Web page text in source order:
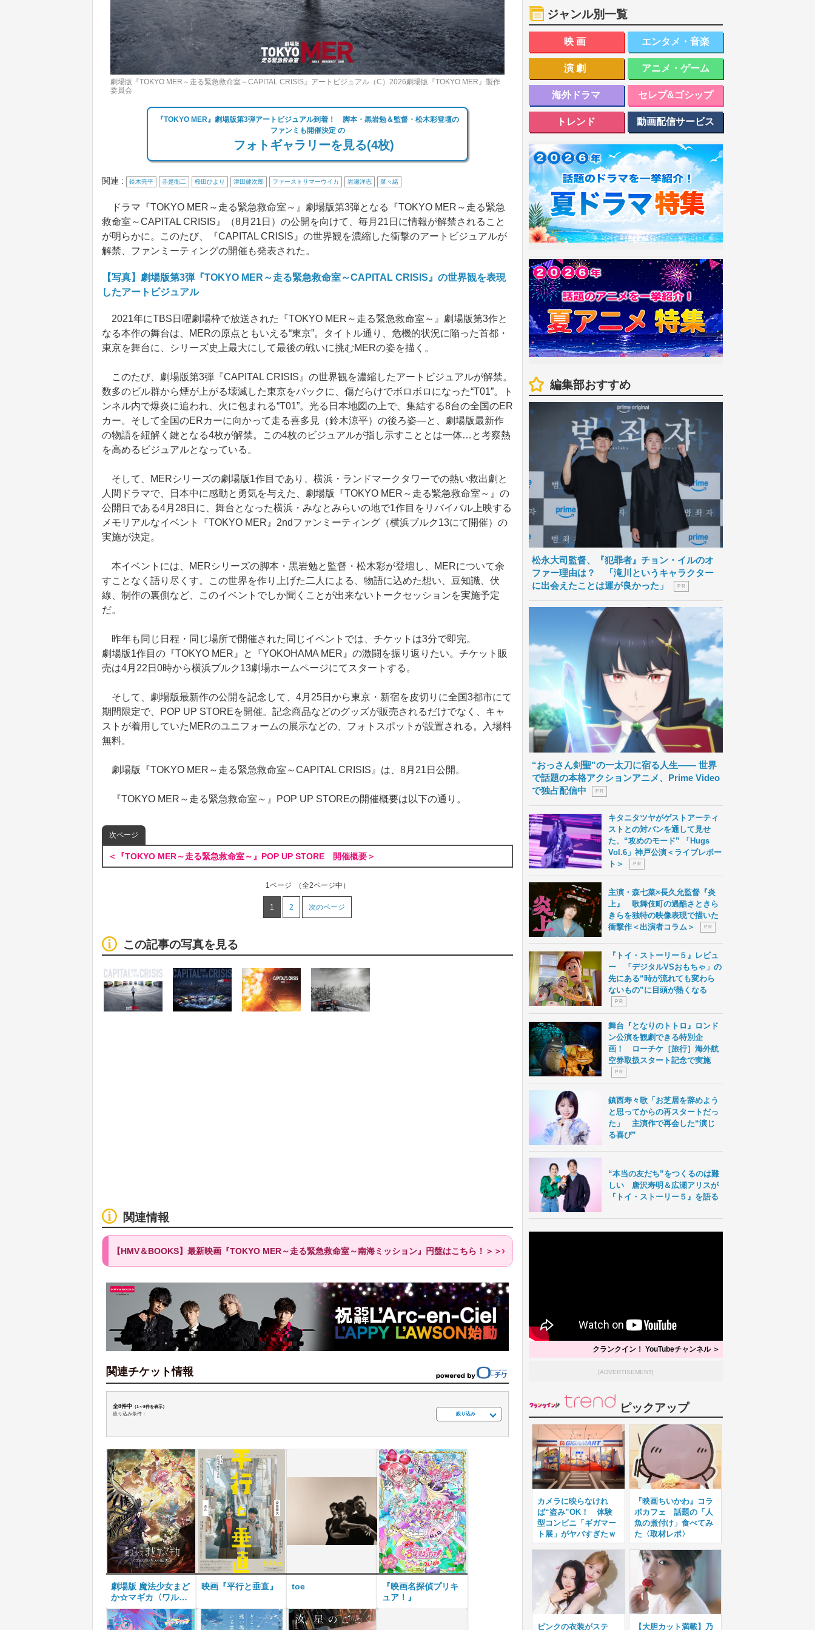
劇場版『TOKYO MER～走る緊急救命室～CAPITAL CRISIS』アートビジュアル（C）2026劇場版『TOKYO MER』製作
委員会
『TOKYO MER』劇場版第3弾アートビジュアル到着！ 脚本・黒岩勉＆監督・松木彩登壇の
ファンミも開催決定 の
フォトギャラリーを見る(4枚)
関連 : 鈴木亮平 赤楚衛二 桜田ひより 津田健次郎 ファーストサマーウイカ 岩瀬洋志 菜々緒
ドラマ『TOKYO MER～走る緊急救命室～』劇場版第3弾となる『TOKYO MER～走る緊急
救命室～CAPITAL CRISIS』（8月21日）の公開を向けて、毎月21日に情報が解禁されること
が明らかに。このたび、『CAPITAL CRISIS』の世界観を濃縮した衝撃のアートビジュアルが
解禁、ファンミーティングの開催も発表された。
【写真】劇場版第3弾『TOKYO MER～走る緊急救命室～CAPITAL CRISIS』の世界観を表現
したアートビジュアル
2021年にTBS日曜劇場枠で放送された『TOKYO MER～走る緊急救命室～』劇場版第3作と
なる本作の舞台は、MERの原点ともいえる“東京”。タイトル通り、危機的状況に陥った首都・
東京を舞台に、シリーズ史上最大にして最後の戦いに挑むMERの姿を描く。
このたび、劇場版第3弾『CAPITAL CRISIS』の世界観を濃縮したアートビジュアルが解禁。
数多のビル群から煙が上がる壊滅した東京をバックに、傷だらけでボロボロになった“T01”。ト
ンネル内で爆炎に追われ、火に包まれる“T01”。光る日本地図の上で、集結する8台の全国のER
カー。そして全国のERカーに向かって走る喜多見（鈴木涼平）の後ろ姿―と、劇場版最新作
の物語を紐解く鍵となる4枚が解禁。この4枚のビジュアルが指し示すこととは一体…と考察熱
を高めるビジュアルとなっている。
そして、MERシリーズの劇場版1作目であり、横浜・ランドマークタワーでの熱い救出劇と
人間ドラマで、日本中に感動と勇気を与えた、劇場版『TOKYO MER～走る緊急救命室～』の
公開日である4月28日に、舞台となった横浜・みなとみらいの地で1作目をリバイバル上映する
メモリアルなイベント『TOKYO MER』2ndファンミーティング（横浜ブルク13にて開催）の
実施が決定。
本イベントには、MERシリーズの脚本・黒岩勉と監督・松木彩が登壇し、MERについて余
すことなく語り尽くす。この世界を作り上げた二人による、物語に込めた想い、豆知識、伏
線、制作の裏側など、このイベントでしか聞くことが出来ないトークセッションを実施予定
だ。
昨年も同じ日程・同じ場所で開催された同じイベントでは、チケットは3分で即完。
劇場版1作目の『TOKYO MER』と『YOKOHAMA MER』の激闘を振り返りたい。チケット販
売は4月22日0時から横浜ブルク13劇場ホームページにてスタートする。
そして、劇場版最新作の公開を記念して、4月25日から東京・新宿を皮切りに全国3都市にて
期間限定で、POP UP STOREを開催。記念商品などのグッズが販売されるだけでなく、キャ
ストが着用していたMERのユニフォームの展示などの、フォトスポットが設置される。入場料
無料。
劇場版『TOKYO MER～走る緊急救命室～CAPITAL CRISIS』は、8月21日公開。
『TOKYO MER～走る緊急救命室～』POP UP STOREの開催概要は以下の通り。
次ページ
＜『TOKYO MER～走る緊急救命室～』POP UP STORE 開催概要＞
1ページ （全2ページ中）
1 2 次のページ
この記事の写真を見る
関連情報
【HMV＆BOOKS】最新映画『TOKYO MER～走る緊急救命室～南海ミッション』円盤はこちら！＞＞
関連チケット情報
全8件中（1～8件を表示）
絞り込み条件： 絞り込み
劇場版 魔法少女まど
か☆マギカ〈ワルプ
ルギスの廻天〉
映画『平行と垂直』 toe
『映画名探偵プリキ
ュア！』
ジャンル別一覧
映画 エンタメ・音楽
演劇 アニメ・ゲーム
海外ドラマ セレブ&ゴシップ
トレンド 動画配信サービス
編集部おすすめ
松永大司監督、『犯罪者』チョン・イルのオ
ファー理由は？ 「滝川というキャラクター
に出会えたことは運が良かった」
P R
“おっさん剣聖”の一太刀に宿る人生―― 世界
で話題の本格アクションアニメ、Prime Video
で独占配信中
P R
キタニタツヤがゲストアーティ
ストとの対バンを通して見せ
た、“攻めのモード” 「Hugs
Vol.6」神戸公演＜ライブレポー
ト＞
P R
主演・森七菜×長久允監督『炎
上』 歌舞伎町の過酷さときら
きらを独特の映像表現で描いた
衝撃作＜出演者コラム＞
P R
『トイ・ストーリー５』レビュ
ー 「デジタルVSおもちゃ」の
先にある“時が流れても変わら
ないもの”に目頭が熱くなる
P R
舞台『となりのトトロ』ロンド
ン公演を観劇できる特別企
画！ ローチケ［旅行］海外航
空券取扱スタート記念で実施
P R
鎮西寿々歌「お芝居を辞めよう
と思ってからの再スタートだっ
た」 主演作で再会した“演じ
る喜び”
“本当の友だち”をつくるのは難
しい 唐沢寿明＆広瀬アリスが
『トイ・ストーリー５』を語る
クランクイン！ YouTubeチャンネル ＞
[ADVERTISEMENT]
ピックアップ
カメラに映らなけれ
ば“盗み”OK！ 体験
型コンビニ「ギガマー
ト展」がヤバすぎたｗ
『映画ちいかわ』コラ
ボカフェ 話題の「人
魚の煮付け」食べてみ
た〈取材レポ〉
ピンクの衣装がステ 【大胆カット満載】乃